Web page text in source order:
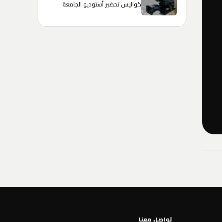
كواليس تحضير أستوديو الجامعة
تواصل معنا